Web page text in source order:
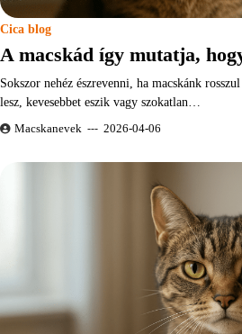
Cica blog
A macskád így mutatja,
Sokszor nehéz észrevenni, ha macskánk
lesz, kevesebbet eszik vagy szokatlan…
Macskanevek 2026-04-06